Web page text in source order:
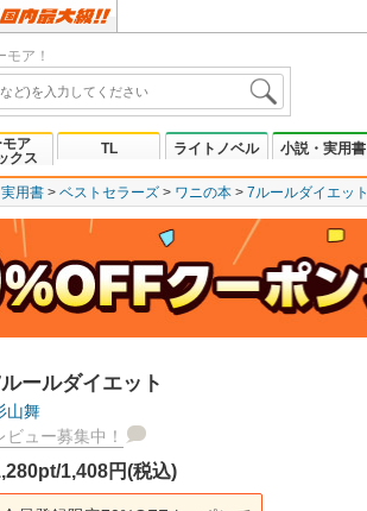
ア！
ア
クス
TL ライトノベル 小説・実用書
用書 ベストセラーズ ワニの本 7ルールダイエット
ールダイエット
山舞
ビュー募集中！
1,408円(税込)